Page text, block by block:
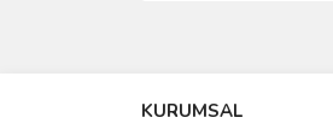
Ürün resmi
KURUMSAL